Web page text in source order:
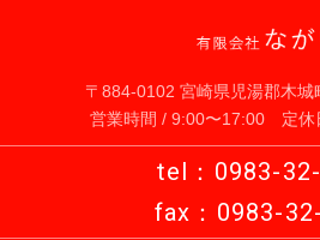
〒884-0102 宮崎県児湯郡木城
営業時間 / 9:00〜17:00 定休
tel：0983-
fax：0983-